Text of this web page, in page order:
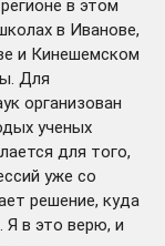
в этом
в Иванове,
и Кинешемском
Для
организован
ученых
для того,
уже со
решение, куда
Я в это верю, и